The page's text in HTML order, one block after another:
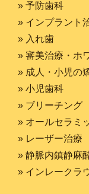
» 予防歯科
» インプラント
» 入れ歯
» 審美治療・ホ
» 成人・小児の
» 小児歯科
» ブリーチング
» オールセラミ
» レーザー治療
» 静脈内鎮静麻
» インレークラ